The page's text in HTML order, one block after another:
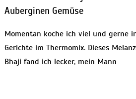
Auberginen Gemüse
Momentan koche ich viel und gerne
Gerichte im Thermomix. Dieses
Bhaji fand ich lecker, mein Mann